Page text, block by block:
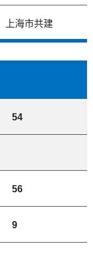
上海市共建
54
56
9